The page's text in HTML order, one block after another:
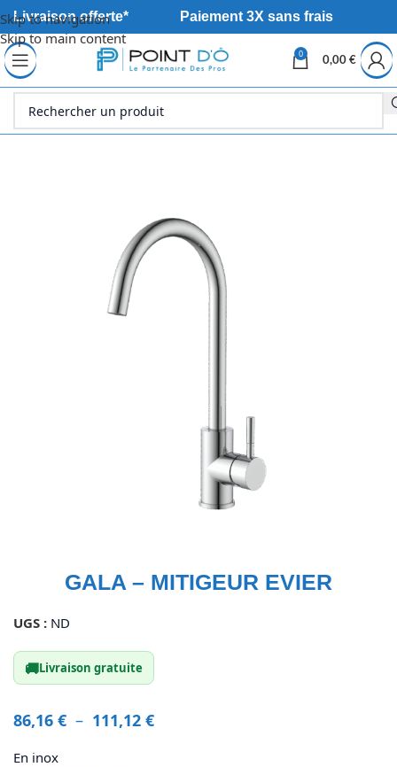
Skip to navigation
Skip to main content
Livraison offerte* Paiement 3X sans frais
0
0,00 €
Accueil Cuisine
GALA – MITIGEUR EVIER
UGS : ND
🚚Livraison gratuite
86,16 € – 111,12 €
En inox